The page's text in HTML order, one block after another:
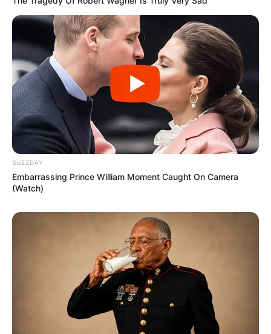
στέρησαν πολύτιμους πόρους από τους
νόμιμους παραγωγούς.
Τελευταία νέα
Άκης Σκέρτσος: ‘’ Μην σταματήσουμε να
επενδύουμε στην πρόληψη, η
μεγαλύτερη τιμή στους νεκρούς
πυροσβέστες και πιλότους ‘’
Τραγωδία στο Γουδί: 53χρονη γυναίκα
έχασε τη ζωή της πέφτοντας στο κενό
Κύθηρα: Απαγορεύτηκε η πρόσβαση
στην παραλία Λυκοδήμου για λόγους
ασφαλείας – Η ανακοίνωση του Δήμου
Χανιά: Νεκρός 64χρονος άνδρας σε
πισίνα ξενοδοχείου
BUZZDAY
Embarrassing Prince William Moment Caught On Camera
(Watch)